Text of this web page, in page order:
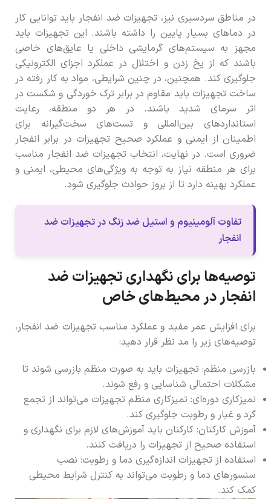
در مناطق سردسیری نیز، تجهیزات ضد انفجار باید توانایی کار
در دماهای بسیار پایین را داشته باشند. این تجهیزات باید
مجهز به سیستم‌های گرمایشی داخلی یا عایق‌های خاصی
باشند که از یخ زدن و اختلال در عملکرد اجزای الکترونیکی
جلوگیری کند. همچنین، در چنین شرایطی، مواد به کار رفته در
ساخت تجهیزات باید مقاوم در برابر ترک خوردگی و شکست در
اثر سرمای شدید باشند. در هر دو منطقه، رعایت
استانداردهای بین‌المللی و تست‌های سخت‌گیرانه برای
اطمینان از ایمنی و عملکرد صحیح تجهیزات در برابر انفجار
ضروری است. در نهایت، انتخاب تجهیزات ضد انفجار مناسب
برای هر منطقه نیاز به توجه به ویژگی‌های محیطی، ایمنی و
عملکرد بهینه دارد تا از بروز حوادث جلوگیری شود.
تفاوت آلومینیوم و استیل ضد زنگ در تجهیزات ضد
انفجار
توصیه‌ها برای نگهداری تجهیزات ضد
انفجار در محیط‌های خاص
برای افزایش عمر مفید و عملکرد مناسب تجهیزات ضد انفجار،
توصیه‌های زیر را مد نظر قرار دهید:
بازرسی منظم: تجهیزات باید به صورت منظم بازرسی شوند تا
مشکلات احتمالی شناسایی و رفع شوند.
تمیزکاری دوره‌ای: تمیزکاری منظم تجهیزات می‌تواند از تجمع
گرد و غبار و رطوبت جلوگیری کند.
آموزش کارکنان: کارکنان باید آموزش‌های لازم برای نگهداری و
استفاده صحیح از تجهیزات را دریافت کنند.
استفاده از تجهیزات اندازه‌گیری دما و رطوبت: نصب
سنسورهای دما و رطوبت می‌تواند به کنترل شرایط محیطی
کمک کند.